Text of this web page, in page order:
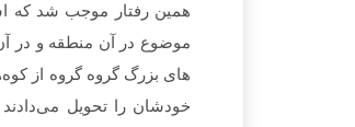
همین رفتار موجب شد که
های بزرگ گروه گروه از
خودشان را تحویل می­‌دادند